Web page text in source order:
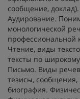
сообщение, доклад).
Аудирование.
монологической
профессиональной
Чтение, виды
тексты по
Письмо. Виды
тезисы, сообщения,
биография.